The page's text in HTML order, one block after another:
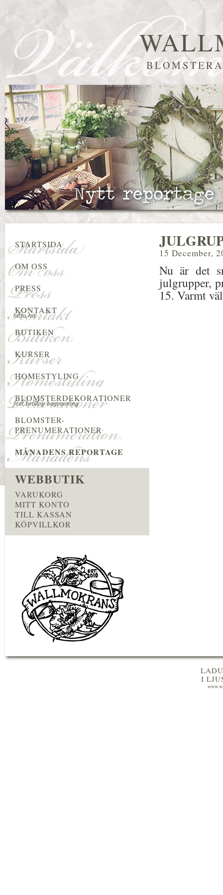
15 December,
Nu är det
julgrupper,
15. Varmt
STARTSIDA
OM OSS
PRESS
KONTAKT
BUTIKEN
KURSER
HOMESTYLING
BLOMSTERDEKORATIONER
BLOMSTER-
PRENUMERATIONER
MÅNADENS REPORTAGE
WEBBUTIK
VARUKORG
MITT KONTO
TILL KASSAN
KÖPVILLKOR
I